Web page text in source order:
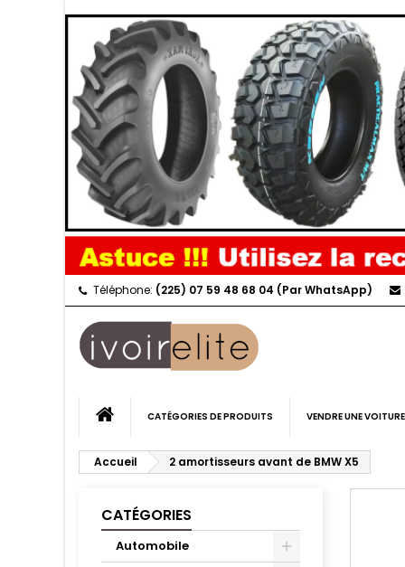
Téléphone: (225) 07 59 48 68 04 (Par WhatsApp)
CATÉGORIES DE PRODUITS VENDRE UNE VOITURE
Accueil 2 amortisseurs avant de BMW X5
CATÉGORIES
Automobile